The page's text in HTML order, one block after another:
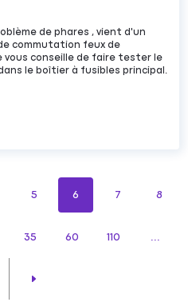
de phares , vient d'un
commutation feux de
vous conseille de faire tester le
le boîtier à fusibles principal.
5 6 7 8
35 60 110 ...